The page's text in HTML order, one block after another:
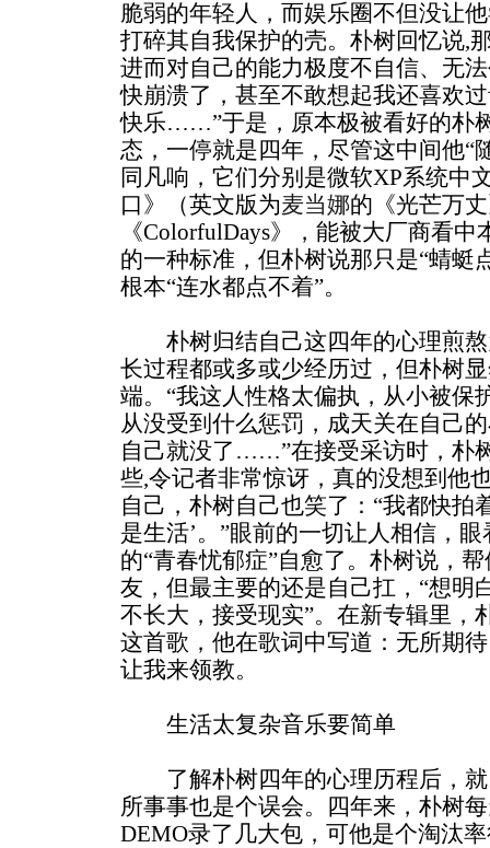
脆弱的年轻人，而娱乐圈不但没让
打碎其自我保护的壳。朴树回忆说,
进而对自己的能力极度不自信、无
快崩溃了，甚至不敢想起我还喜欢
快乐……”于是，原本极被看好的朴
态，一停就是四年，尽管这中间他“
同凡响，它们分别是微软XP系统中
口》（英文版为麦当娜的《光芒万
《ColorfulDays》，能被大厂商看
的一种标准，但朴树说那只是“蜻蜓
根本“连水都点不着”。
朴树归结自己这四年的心理煎熬
长过程都或多或少经历过，但朴树
端。“我这人性格太偏执，从小被保
从没受到什么惩罚，成天关在自己
自己就没了……”在接受采访时，朴
些,令记者非常惊讶，真的没想到他
自己，朴树自己也笑了：“我都快拍
是生活’。”眼前的一切让人相信，
的“青春忧郁症”自愈了。朴树说，
友，但最主要的还是自己扛，“想明
不长大，接受现实”。在新专辑里，
这首歌，他在歌词中写道：无所期
让我来领教。
生活太复杂音乐要简单
了解朴树四年的心理历程后，就
所事事也是个误会。四年来，朴树
DEMO录了几大包，可他是个淘汰